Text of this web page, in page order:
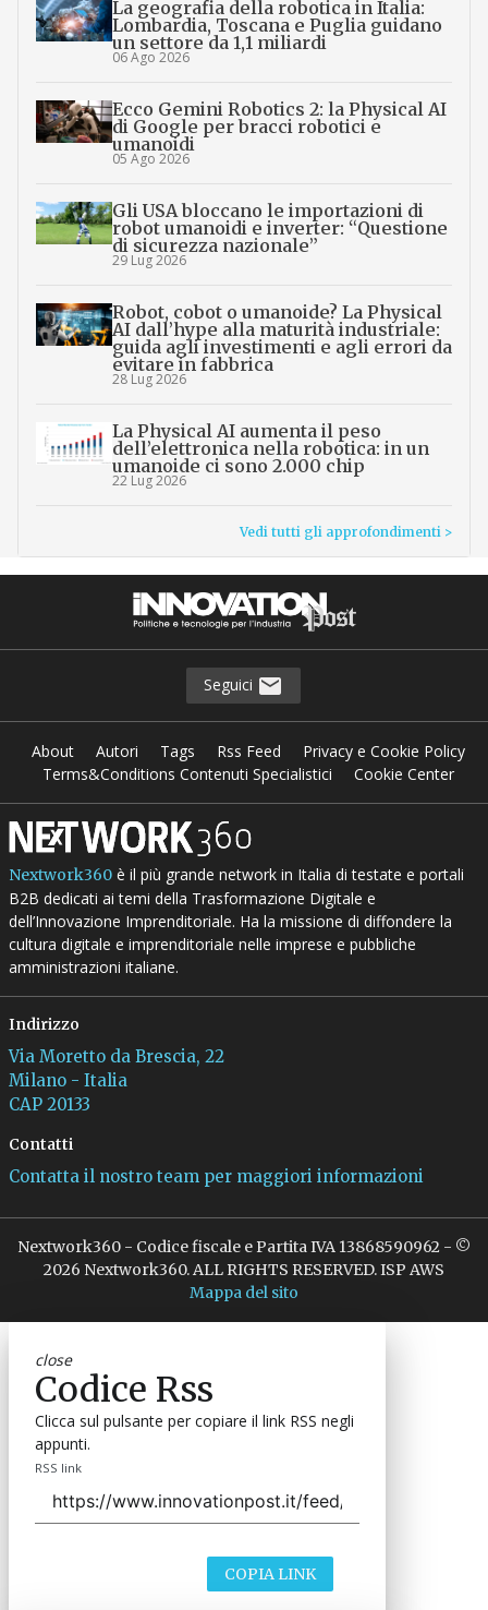
La geografia della robotica in Italia:
Lombardia, Toscana e Puglia guidano
un settore da 1,1 miliardi
06 Ago 2026
Ecco Gemini Robotics 2: la Physical AI
di Google per bracci robotici e
umanoidi
05 Ago 2026
Gli USA bloccano le importazioni di
robot umanoidi e inverter: “Questione
di sicurezza nazionale”
29 Lug 2026
Robot, cobot o umanoide? La Physical
AI dall’hype alla maturità industriale:
guida agli investimenti e agli errori da
evitare in fabbrica
28 Lug 2026
La Physical AI aumenta il peso
dell’elettronica nella robotica: in un
umanoide ci sono 2.000 chip
22 Lug 2026
Vedi tutti gli approfondimenti >
Seguici
About Autori Tags Rss Feed
Privacy e Cookie Policy
Terms&Conditions Contenuti Specialistici
Cookie Center
Nextwork360è il più grande network in Italia di testate e portali
B2B dedicati ai temi della Trasformazione Digitale e
dell’Innovazione Imprenditoriale. Ha la missione di diffondere la
cultura digitale e imprenditoriale nelle imprese e pubbliche
amministrazioni italiane.
Indirizzo
Via Moretto da Brescia, 22
Milano - Italia
CAP 20133
Contatti
Contatta il nostro team per maggiori informazioni
Nextwork360 - Codice fiscale e Partita IVA 13868590962 - ©
2026 Nextwork360. ALL RIGHTS RESERVED. ISP AWS
Mappa del sito
close
Codice Rss
Clicca sul pulsante per copiare il link RSS negli
appunti.
RSS link
COPIA LINK